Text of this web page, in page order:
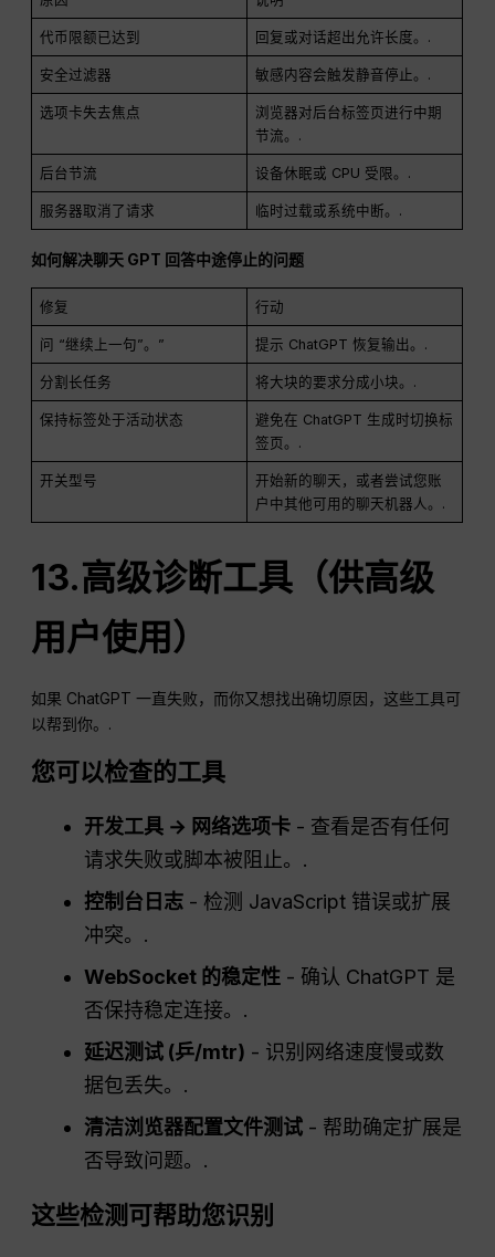
代币限额已达到 回复或对话超出允许长度。.
安全过滤器 敏感内容会触发静音停止。.
选项卡失去焦点
浏览器对后台标签页进行中期
节流。.
后台节流 设备休眠或 CPU 受限。.
服务器取消了请求 临时过载或系统中断。.
如何解决聊天 GPT 回答中途停止的问题
修复 行动
问 “继续上一句”。” 提示 ChatGPT 恢复输出。.
分割长任务 将大块的要求分成小块。.
保持标签处于活动状态
避免在 ChatGPT 生成时切换标
签页。.
开关型号
开始新的聊天，或者尝试您账
户中其他可用的聊天机器人。.
13.高级诊断工具（供高级
用户使用）
如果 ChatGPT 一直失败，而你又想找出确切原因，这些工具可
以帮到你。.
您可以检查的工具
开发工具 → 网络选项卡 - 查看是否有任何
请求失败或脚本被阻止。.
控制台日志 - 检测 JavaScript 错误或扩展
冲突。.
WebSocket 的稳定性 - 确认 ChatGPT 是
否保持稳定连接。.
延迟测试 (乒/mtr) - 识别网络速度慢或数
据包丢失。.
清洁浏览器配置文件测试 - 帮助确定扩展是
否导致问题。.
这些检测可帮助您识别